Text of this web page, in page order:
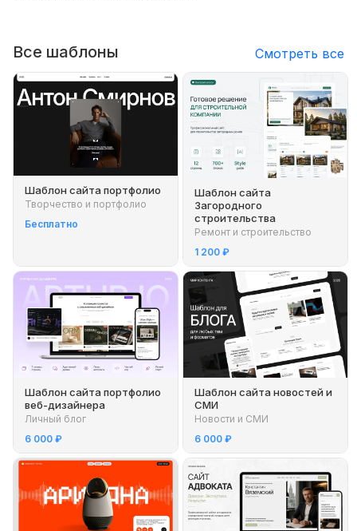
Все шаблоны Смотреть все
Шаблон сайта портфолио
Творчество и портфолио
Бесплатно
Шаблон сайта
Загородного
строительства
Ремонт и строительство
1 200 ₽
Шаблон сайта портфолио
веб-дизайнера
Личный блог
6 000 ₽
Шаблон сайта новостей и
СМИ
Новости и СМИ
6 000 ₽